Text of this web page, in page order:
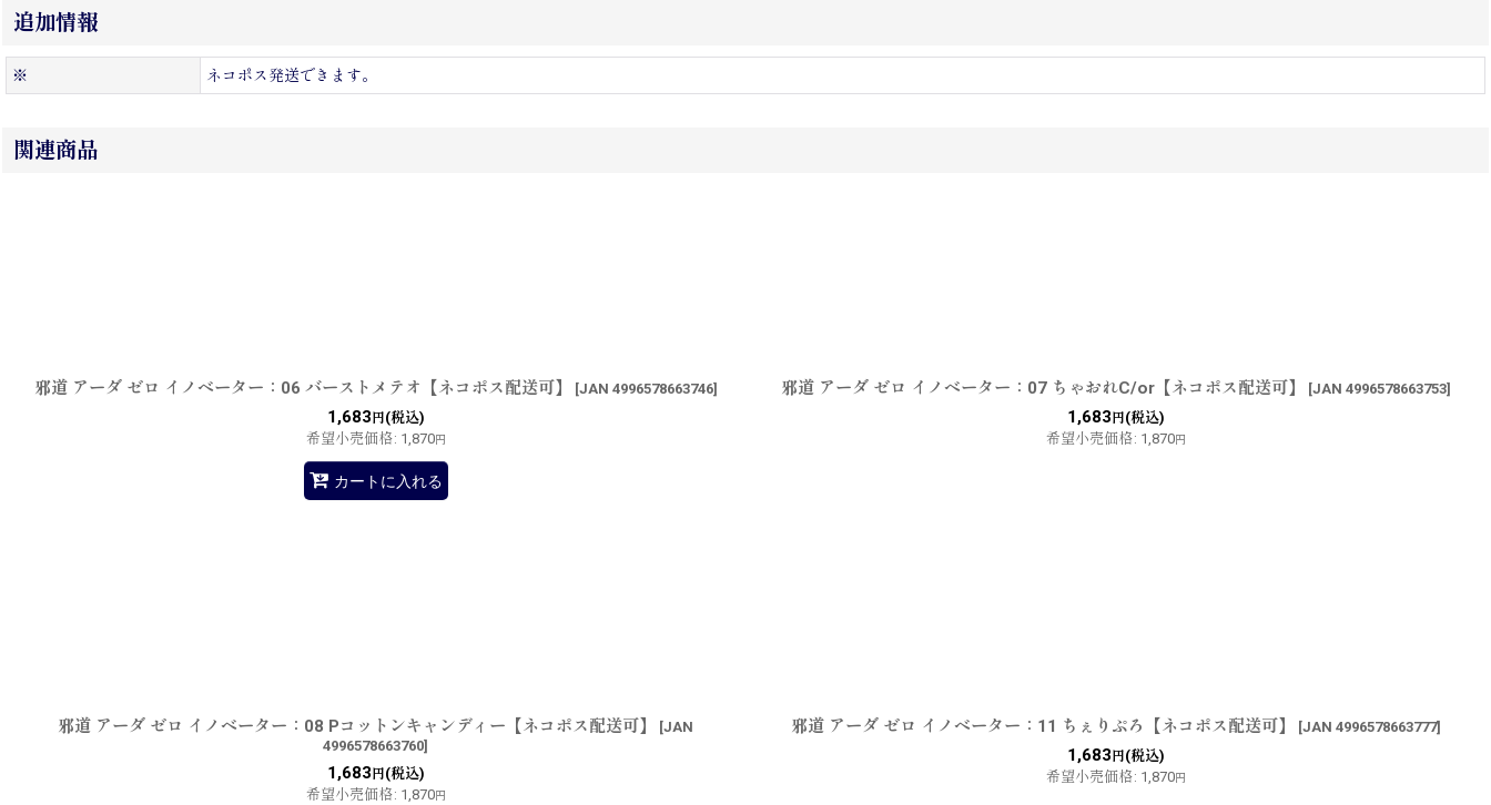
追加情報
※ ネコポス発送できます。
関連商品
邪道 アーダ ゼロ イノベーター：06 バーストメテオ【ネコポス配送可】 [JAN 4996578663746]
1,683 円(税込)
希望小売価格: 1,870円
カートに入れる
邪道 アーダ ゼロ イノベーター：07 ちゃおれC/or【ネコポス配送可】 [JAN 4996578663753]
1,683 円(税込)
希望小売価格: 1,870円
邪道 アーダ ゼロ イノベーター：08 Pコットンキャンディー【ネコポス配送可】 [JAN
4996578663760]
1,683 円(税込)
希望小売価格: 1,870円
邪道 アーダ ゼロ イノベーター：11 ちぇりぷろ【ネコポス配送可】 [JAN 4996578663777]
1,683 円(税込)
希望小売価格: 1,870円